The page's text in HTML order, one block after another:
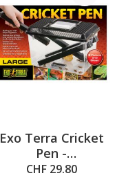
Exo Terra Cricket
Pen -
30x20.5x19cm
CHF 29.80